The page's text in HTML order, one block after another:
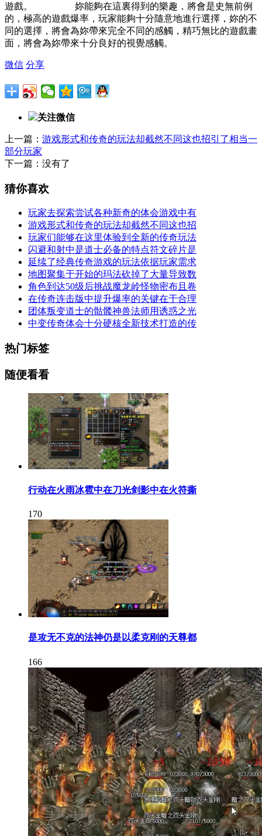
遊戲。 妳能夠在這裏得到的樂趣，將會是史無前例
的，極高的遊戲爆率，玩家能夠十分隨意地進行選擇，妳的不
同的選擇，將會為妳帶來完全不同的感觸，精巧無比的遊戲畫
面，將會為妳帶來十分良好的視覺感觸。
微信 分享
关注微信
上一篇： 游戏形式和传奇的玩法却截然不同这也招引了相当一
部分玩家
下一篇：没有了
猜你喜欢
玩家去探索尝试各种新奇的体会游戏中有
游戏形式和传奇的玩法却截然不同这也招
玩家们能够在这里体验到全新的传奇玩法
闪避和射中是道士必备的特点符文碎片是
延续了经典传奇游戏的玩法依据玩家需求
地图聚集于开始的玛法砍掉了大量导致数
角色到达50级后挑战魔龙岭怪物密布且卷
在传奇连击版中提升爆率的关键在于合理
团体叛变道士的骷髅神兽法师用诱惑之光
中变传奇体会十分硬核全新技术打造的传
热门标签
随便看看
行动在火雨冰雹中在刀光剑影中在火符撕
170
是攻无不克的法神仍是以柔克刚的天尊都
166